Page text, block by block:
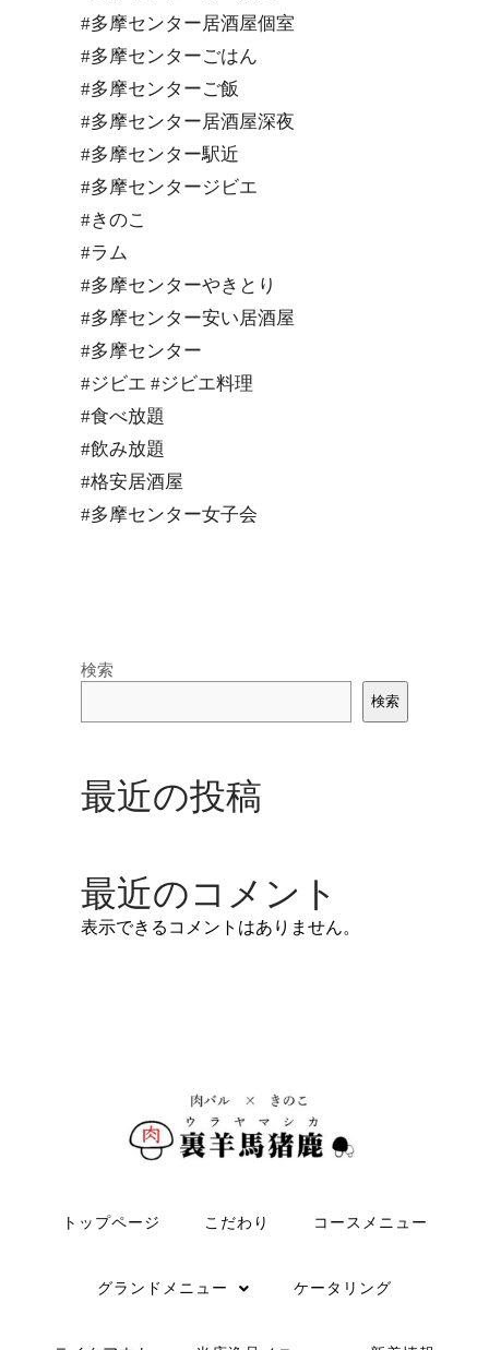
#多摩センター居酒屋個室
#多摩センターごはん
#多摩センターご飯
#多摩センター居酒屋深夜
#多摩センター駅近
#多摩センタージビエ
#きのこ
#ラム
#多摩センターやきとり
#多摩センター安い居酒屋
#多摩センター
#ジビエ #ジビエ料理
#食べ放題
#飲み放題
#格安居酒屋
#多摩センター女子会
検索
検索
最近の投稿
最近のコメント
表示できるコメントはありません。
トップページ こだわり コースメニュー
グランドメニュー ケータリング